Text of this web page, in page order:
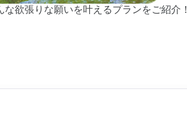
欲張りな願いを叶えるプランをご紹介！